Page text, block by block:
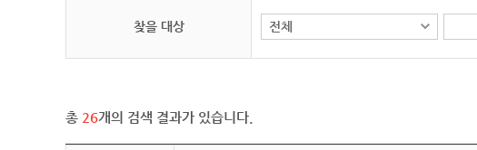
찾을 대상
총 26개의 검색 결과가 있습니다.